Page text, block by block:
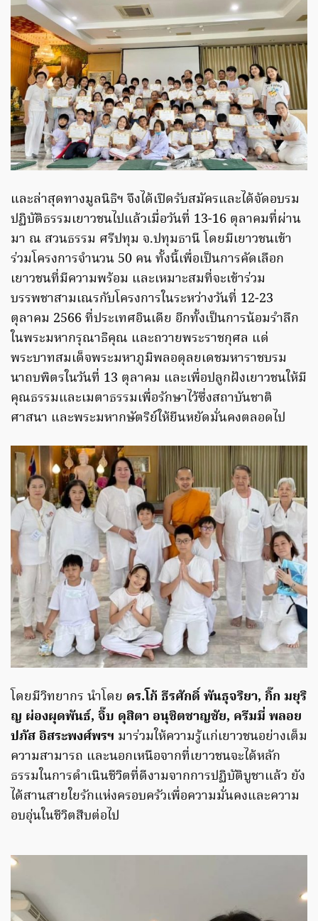
และล่าสุดทางมูลนิธิฯ จึงได้เปิดรับสมัครและได้จัดอบรม
ปฏิบัติธรรมเยาวชนไปแล้วเมื่อวันที่ 13-16 ตุลาคมที่ผ่าน
มา ณ สวนธรรม ศรีปทุม จ.ปทุมธานี โดยมีเยาวชนเข้า
ร่วมโครงการจำนวน 50 คน ทั้งนี้เพื่อเป็นการคัดเลือก
เยาวชนที่มีความพร้อม และเหมาะสมที่จะเข้าร่วม
บรรพชาสามเณรกับโครงการในระหว่างวันที่ 12-23
ตุลาคม 2566 ที่ประเทศอินเดีย อีกทั้งเป็นการน้อมรำลึก
ในพระมหากรุณาธิคุณ และถวายพระราชกุศล แด่
พระบาทสมเด็จพระมหาภูมิพลอดุลยเดชมหาราชบรม
นาถบพิตรในวันที่ 13 ตุลาคม และเพื่อปลูกฝังเยาวชนให้มี
คุณธรรมและเมตาธรรมเพื่อรักษาไว้ซึ่งสถาบันชาติ
ศาสนา และพระมหากษัตริย์ให้ยืนหยัดมั่นคงตลอดไป
โดยมีวิทยากร นำโดย ดร.โก้ ธีรศักดิ์ พันธุจริยา, กิ๊ก มยุริ
ญ ผ่องผุดพันธ์, จิ๊บ ดุสิตา อนุชิตชาญชัย, ครีมมี่ พลอย
ปภัส อิสระพงศ์พรฯ มาร่วมให้ความรู้แก่เยาวชนอย่างเต็ม
ความสามารถ และนอกเหนือจากที่เยาวชนจะได้หลัก
ธรรมในการดำเนินชีวิตที่ดีงามจากการปฏิบัติบูชาแล้ว ยัง
ได้สานสายใยรักแห่งครอบครัวเพื่อความมั่นคงและความ
อบอุ่นในชีวิตสืบต่อไป